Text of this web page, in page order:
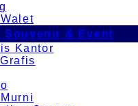
Souvenir & Event
Kantor